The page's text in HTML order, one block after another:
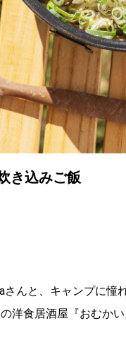
き込みご飯
んと、キャンプに
洋食居酒屋『おむか